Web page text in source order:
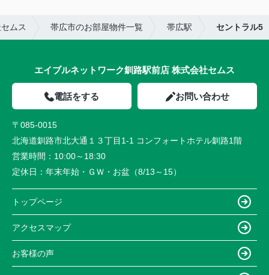
ムス 帯広市のお部屋物件一覧 帯広駅 セントラル5
エイブルネットワーク釧路駅前店 株式会社セムス
電話をする お問い合わせ
〒085-0015
北海道釧路市北大通１３丁目1-1 コンフォートホテル釧路1階
営業時間： 10:00～18:30
定休日： 年末年始・ＧＷ・お盆（8/13～15）
トップページ
アクセスマップ
お客様の声